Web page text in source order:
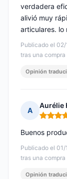
Publicado el
tras una
verdadera
alivió muy
articulares. lo
Opinión
A
Aurélie
Nota: 5
Publicado el
tras una
Buenos
Opinión